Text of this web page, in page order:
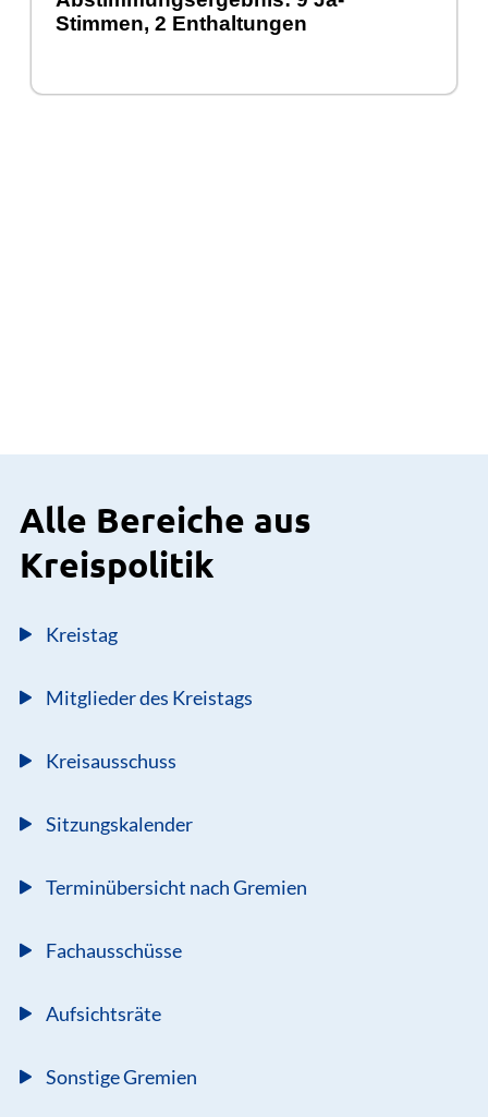
Stimmen, 2 Enthaltungen
Alle Bereiche aus
Kreispolitik
Kreistag
Mitglieder des Kreistags
Kreisausschuss
Sitzungskalender
Terminübersicht nach Gremien
Fachausschüsse
Aufsichtsräte
Sonstige Gremien